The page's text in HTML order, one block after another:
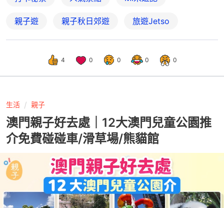
親子遊 親子秋日郊遊 旅遊Jetso
4 0 0 0 0
生活 親子
澳門親子好去處｜12大澳門兒童公園推
介免費碰碰車/滑草場/熊貓館